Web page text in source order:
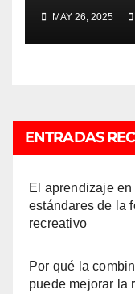
MAY 26, 2025
ENTRADAS
El aprendizaje
estándares de la
recreativo
Por qué la
puede mejorar la